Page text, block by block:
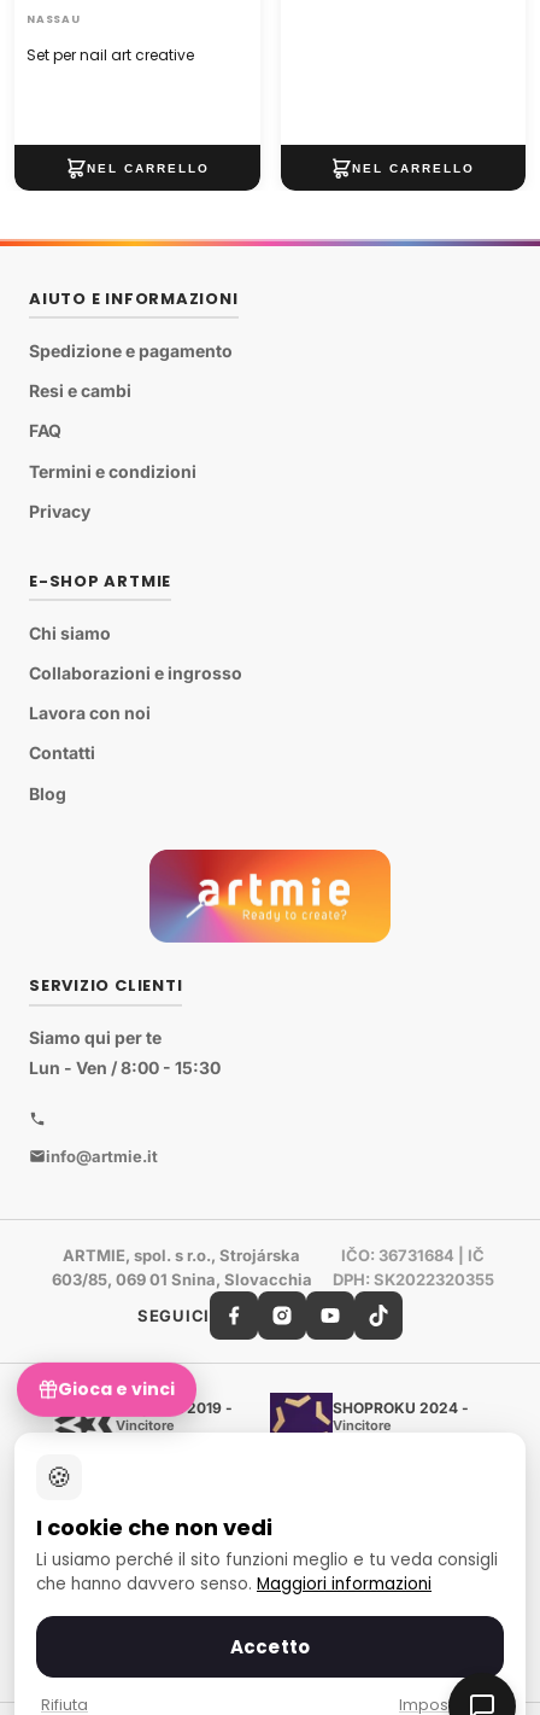
Set per nail art creative
NASSAU
AIUTO E INFORMAZIONI
Spedizione e pagamento
Resi e cambi
FAQ
Termini e condizioni
Privacy
E-SHOP ARTMIE
Chi siamo
Collaborazioni e ingrosso
Lavora con noi
Contatti
Blog
SERVIZIO CLIENTI
Siamo qui per te
Lun - Ven / 8:00 - 15:30
info@artmie.it
ARTMIE, spol. s r.o., Strojárska
603/85, 069 01 Snina, Slovacchia
IČO: 36731684 | IČ
DPH: SK2022320355
SEGUICI
Shoproku 2019 -
Vincitore
SHOPROKU 2024 -
Vincitore
European Art Awards
Organizzatore del concorso
internazionale
Fondo sociale europeo
Occupazione e inclusione
🍪
I cookie che non vedi
Li usiamo perché il sito funzioni meglio e tu veda consigli
che hanno davvero senso. Maggiori informazioni
Accetto
Rifiuta Impostazioni
Gioca e vinci